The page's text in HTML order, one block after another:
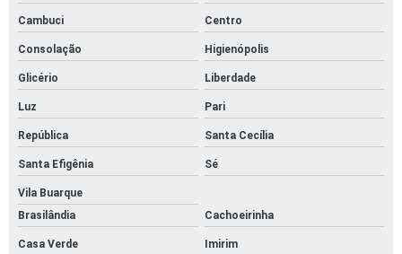
SERVIÇO DE CONCILIAÇÃO DE VENDAS SODEXO
SERVIÇO DE CONCILIAÇÃO DE VENDAS TICKET
SISTEMA DE CONCILIAÇÃO
SISTEMA DE CONCILIAÇÃO DE CARTÃO DE CRÉDITO
SISTEMA DE CONCILIAÇÃO DE CARTÕES
Cambuci Centro
Consolação Higienópolis
Glicério Liberdade
Luz Pari
República Santa Cecília
Santa Efigênia Sé
Vila Buarque
Brasilândia
Cachoeirinha
Casa Verde Imirim